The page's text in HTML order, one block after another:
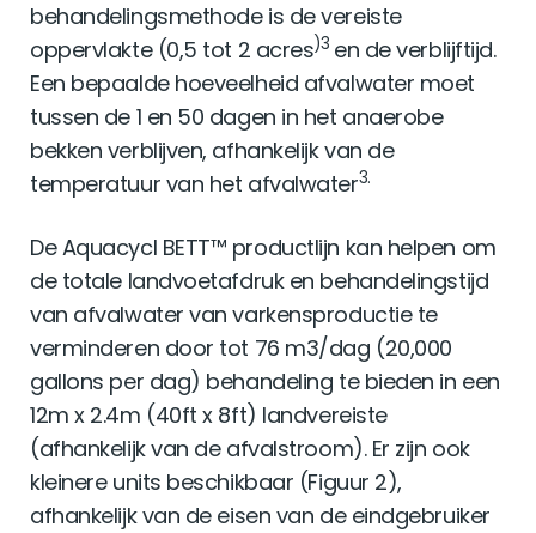
behandelingsmethode is de vereiste
oppervlakte (0,5 tot 2 acres)3 en de verblijftijd.
Een bepaalde hoeveelheid afvalwater moet
tussen de 1 en 50 dagen in het anaerobe
bekken verblijven, afhankelijk van de
temperatuur van het afvalwater3.
De Aquacycl BETT™ productlijn kan helpen om
de totale landvoetafdruk en behandelingstijd
van afvalwater van varkensproductie te
verminderen door tot 76 m3/dag (20,000
gallons per dag) behandeling te bieden in een
12m x 2.4m (40ft x 8ft) landvereiste
(afhankelijk van de afvalstroom). Er zijn ook
kleinere units beschikbaar (Figuur 2),
afhankelijk van de eisen van de eindgebruiker